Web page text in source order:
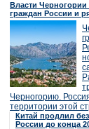
Власти
граждан России и
Черногорию.
территории этой
Китай продлил
России до конца